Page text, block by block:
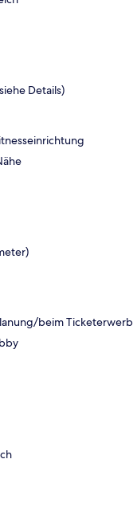
Details)
beim Ticketerwerb